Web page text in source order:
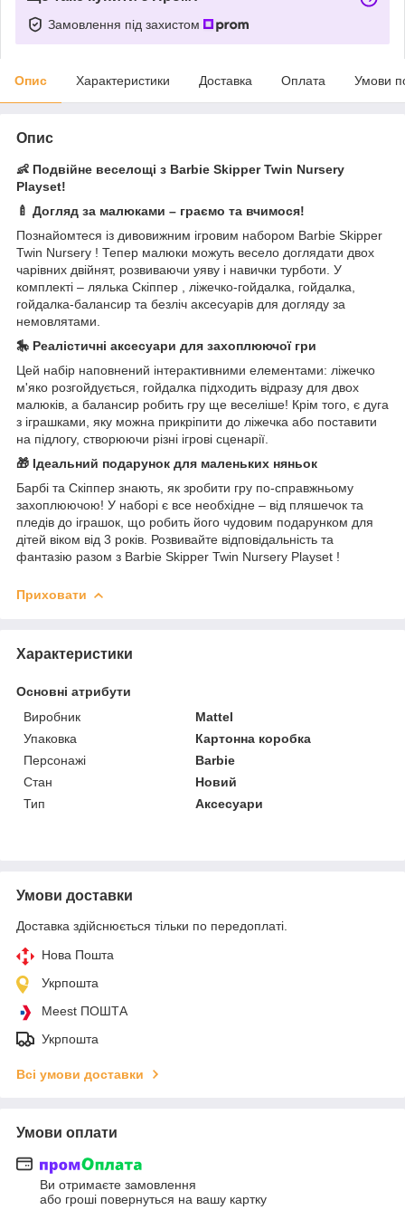
Замовлення під захистом
Опис Характеристики Доставка Оплата Умови
Опис
👶 Подвійне веселощі з Barbie Skipper Twin Nursery
Playset!
🍼 Догляд за малюками – граємо та вчимося!
Познайомтеся із дивовижним ігровим набором Barbie Skipper
Twin Nursery ! Тепер малюки можуть весело доглядати двох
чарівних двійнят, розвиваючи уяву і навички турботи. У
комплекті – лялька Скіппер , ліжечко-гойдалка, гойдалка,
гойдалка-балансир та безліч аксесуарів для догляду за
немовлятами.
🎠 Реалістичні аксесуари для захоплюючої гри
Цей набір наповнений інтерактивними елементами: ліжечко
м'яко розгойдується, гойдалка підходить відразу для двох
малюків, а балансир робить гру ще веселіше! Крім того, є дуга
з іграшками, яку можна прикріпити до ліжечка або поставити
на підлогу, створюючи різні ігрові сценарії.
🎁 Ідеальний подарунок для маленьких няньок
Барбі та Скіппер знають, як зробити гру по-справжньому
захоплюючою! У наборі є все необхідне – від пляшечок та
пледів до іграшок, що робить його чудовим подарунком для
дітей віком від 3 років. Розвивайте відповідальність та
фантазію разом з Barbie Skipper Twin Nursery Playset !
Приховати
Характеристики
Основні атрибути
Виробник
Mattel
Упаковка
Картонна коробка
Персонажі
Barbie
Стан
Новий
Тип
Аксесуари
Умови доставки
Доставка здійснюється тільки по передоплаті.
Нова Пошта
Укрпошта
Meest ПОШТА
Укрпошта
Всі умови доставки
Умови оплати
Ви отримаєте замовлення
або гроші повернуться на вашу картку